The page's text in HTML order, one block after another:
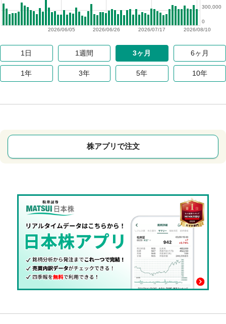
2026/08/10
2026/07/17
2026/06/26
2026/06/05
0
300,000
1日 1週間 3ヶ月 6ヶ月
1年 3年 5年 10年
株アプリで注文